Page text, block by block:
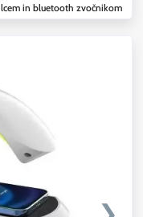
in bluetooth zvočnikom